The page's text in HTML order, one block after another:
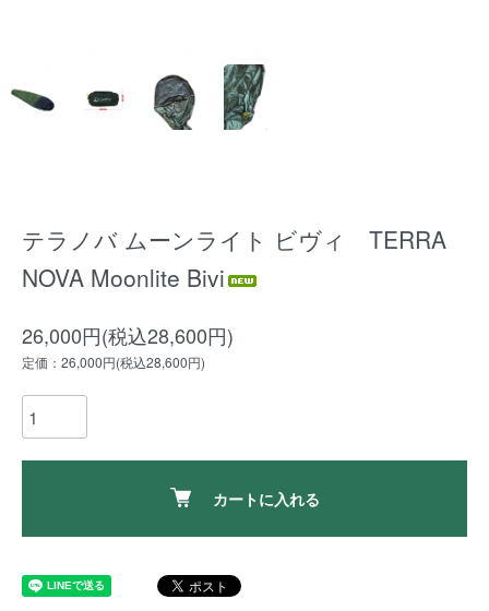
テラノバ ムーンライト ビヴィ TERRA
NOVA Moonlite Bivi
26,000円(税込28,600円)
定価：26,000円(税込28,600円)
カートに入れる